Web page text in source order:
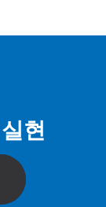
현